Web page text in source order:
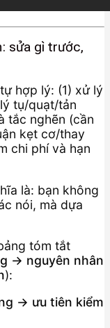
sửa gì trước,
hợp lý: (1) xử lý
tụ/quạt/tản
tắc nghẽn (cần
kẹt cơ/thay
chi phí và hạn
là: bạn không
nói, mà dựa
tóm tắt
→ nguyên nhân
):
→ ưu tiên kiểm